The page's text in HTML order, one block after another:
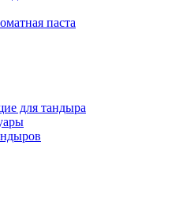
паста
для тандыра